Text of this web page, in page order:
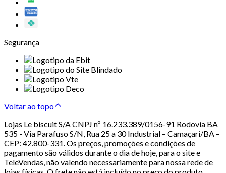
Segurança
Voltar ao topo
Lojas Le biscuit S/A CNPJ nº 16.233.389/0156-91 Rodovia BA
535 - Via Parafuso S/N, Rua 25 a 30 Industrial – Camaçari/BA –
CEP: 42.800-331. Os preços, promoções e condições de
pagamento são válidos durante o dia de hoje, para o site e
TeleVendas, não valendo necessariamente para nossa rede de